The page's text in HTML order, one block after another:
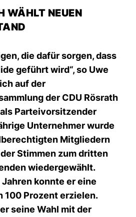
WÄHLT NEUEN
die dafür sorgen, dass
geführt wird“, so Uwe
auf der
der CDU Rösrath
Parteivorsitzender
Unternehmer wurde
Mitgliedern
Stimmen zum dritten
wiedergewählt.
konnte er eine
100 Prozent erzielen.
seine Wahl mit der